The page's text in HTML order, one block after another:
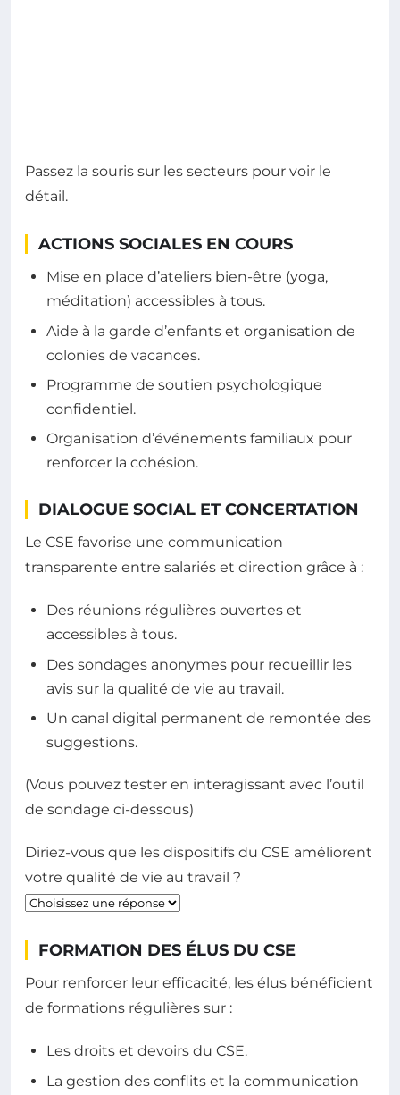
Passez la souris sur les secteurs pour voir le
détail.
ACTIONS SOCIALES EN COURS
Mise en place d’ateliers bien-être (yoga,
méditation) accessibles à tous.
Aide à la garde d’enfants et organisation de
colonies de vacances.
Programme de soutien psychologique
confidentiel.
Organisation d’événements familiaux pour
renforcer la cohésion.
DIALOGUE SOCIAL ET CONCERTATION
Le CSE favorise une communication
transparente entre salariés et direction grâce à :
Des réunions régulières ouvertes et
accessibles à tous.
Des sondages anonymes pour recueillir les
avis sur la qualité de vie au travail.
Un canal digital permanent de remontée des
suggestions.
(Vous pouvez tester en interagissant avec l’outil
de sondage ci-dessous)
Diriez-vous que les dispositifs du CSE améliorent
votre qualité de vie au travail ?
FORMATION DES ÉLUS DU CSE
Pour renforcer leur efficacité, les élus bénéficient
de formations régulières sur :
Les droits et devoirs du CSE.
La gestion des conflits et la communication